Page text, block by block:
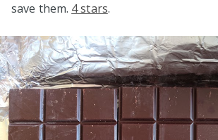
save them. 4 stars.